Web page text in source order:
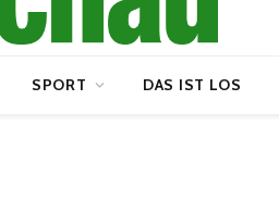
SPORT DAS IST LOS